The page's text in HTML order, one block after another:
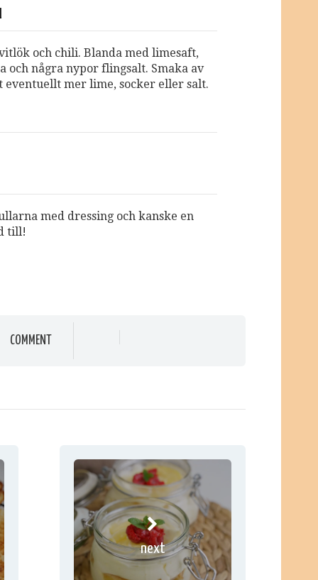
och chili. Blanda med limesaft,
och några nypor flingsalt. Smaka av
eventuellt mer lime, socker eller salt.
med dressing och kanske en
till!
COMMENT
next